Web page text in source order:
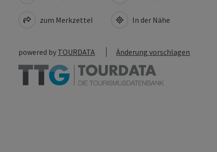
zum Merkzettel In der Nähe
powered by TOURDATA Änderung vorschlagen